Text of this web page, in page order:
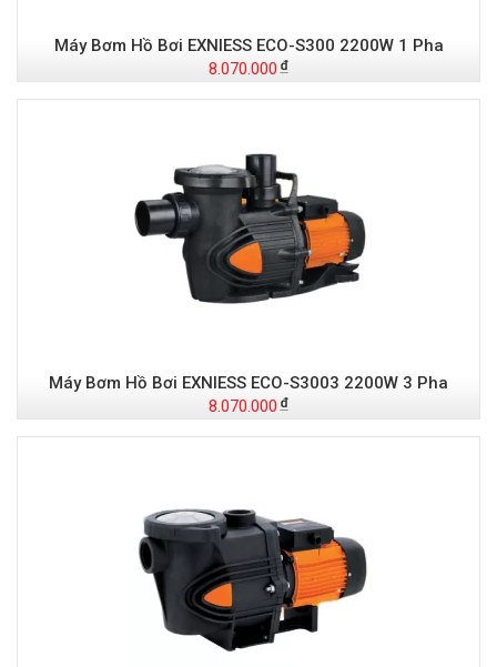
Máy Bơm Hồ Bơi EXNIESS ECO-S300 2200W 1 Pha
8.070.000
Máy Bơm Hồ Bơi EXNIESS ECO-S3003 2200W 3 Pha
8.070.000